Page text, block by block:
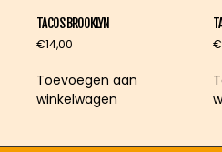
TACOS BROOKLYN
€14,00
Toevoegen aan
winkelwagen
€